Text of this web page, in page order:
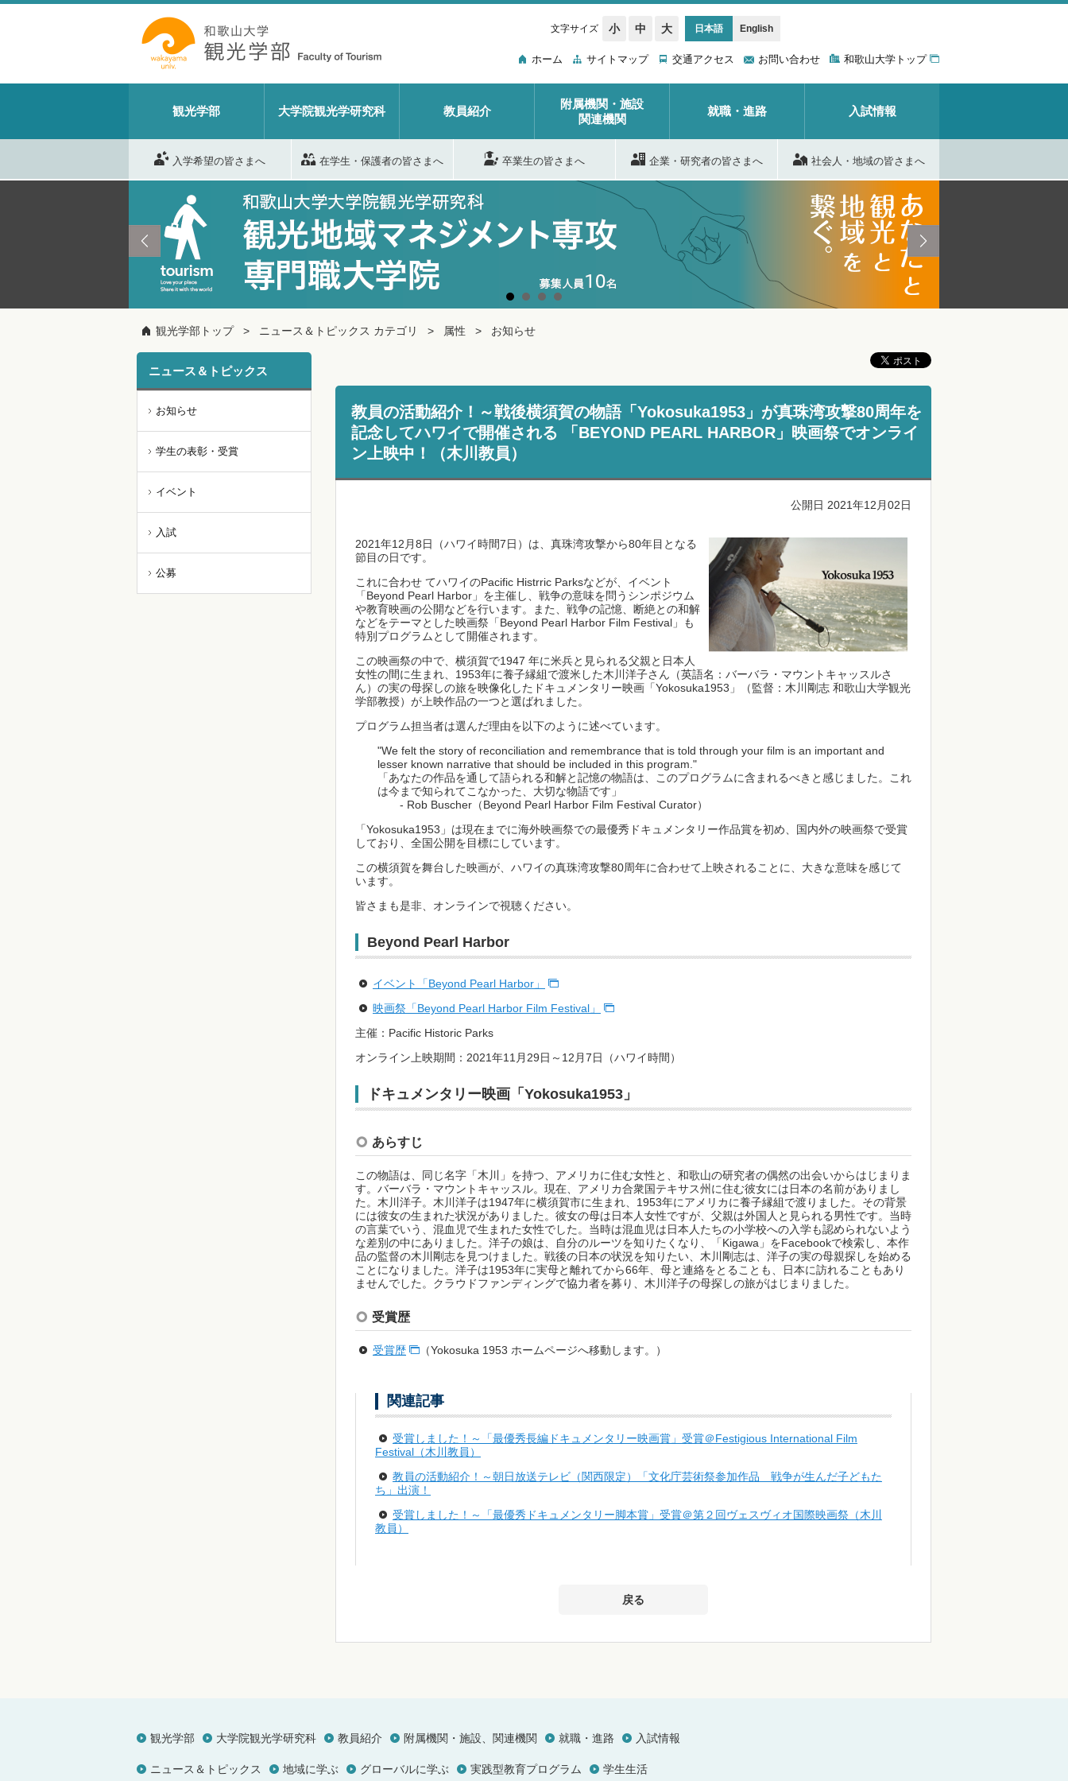
文字サイズ 小 中 大 日本語 English
ホーム サイトマップ 交通アクセス お問い合わせ 和歌山大学トップ
観光学部 大学院観光学研究科 教員紹介
附属機関・施設
関連機関
就職・進路 入試情報
入学希望の皆さまへ 在学生・保護者の皆さまへ 卒業生の皆さまへ 企業・研究者の皆さまへ 社会人・地域の皆さまへ
観光学部トップ ニュース＆トピックス カテゴリ 属性 お知らせ
教員の活動紹介！～戦後横須賀の物語「Yokosuka1953」が真珠湾攻撃80周年を
記念してハワイで開催される 「BEYOND PEARL HARBOR」映画祭でオンライ
ン上映中！（木川教員）
公開日 2021年12月02日
2021年12月8日（ハワイ時間7日）は、真珠湾攻撃から80年目となる
節目の日です。
これに合わせ てハワイのPacific Histrric Parksなどが、イベント
「Beyond Pearl Harbor」を主催し、戦争の意味を問うシンポジウム
や教育映画の公開などを行います。また、戦争の記憶、断絶との和解
などをテーマとした映画祭「Beyond Pearl Harbor Film Festival」も
特別プログラムとして開催されます。
この映画祭の中で、横須賀で1947 年に米兵と見られる父親と日本人
女性の間に生まれ、1953年に養子縁組で渡米した木川洋子さん（英語名：バーバラ・マウントキャッスルさ
ん）の実の母探しの旅を映像化したドキュメンタリー映画「Yokosuka1953」（監督：木川剛志 和歌山大学観光
学部教授）が上映作品の一つと選ばれました。
プログラム担当者は選んだ理由を以下のように述べています。
"We felt the story of reconciliation and remembrance that is told through your film is an important and
lesser known narrative that should be included in this program."
「あなたの作品を通して語られる和解と記憶の物語は、このプログラムに含まれるべきと感じました。これ
は今まで知られてこなかった、大切な物語です」
- Rob Buscher（Beyond Pearl Harbor Film Festival Curator）
「Yokosuka1953」は現在までに海外映画祭での最優秀ドキュメンタリー作品賞を初め、国内外の映画祭で受賞
しており、全国公開を目標にしています。
この横須賀を舞台した映画が、ハワイの真珠湾攻撃80周年に合わせて上映されることに、大きな意味を感じて
います。
皆さまも是非、オンラインで視聴ください。
Beyond Pearl Harbor
イベント「Beyond Pearl Harbor」
映画祭「Beyond Pearl Harbor Film Festival」
主催：Pacific Historic Parks
オンライン上映期間：2021年11月29日～12月7日（ハワイ時間）
ドキュメンタリー映画「Yokosuka1953」
あらすじ
この物語は、同じ名字「木川」を持つ、アメリカに住む女性と、和歌山の研究者の偶然の出会いからはじまりま
す。バーバラ・マウントキャッスル。現在、アメリカ合衆国テキサス州に住む彼女には日本の名前がありまし
た。木川洋子。木川洋子は1947年に横須賀市に生まれ、1953年にアメリカに養子縁組で渡りました。その背景
には彼女の生まれた状況がありました。彼女の母は日本人女性ですが、父親は外国人と見られる男性です。当時
の言葉でいう、混血児で生まれた女性でした。当時は混血児は日本人たちの小学校への入学も認められないよう
な差別の中にありました。洋子の娘は、自分のルーツを知りたくなり、「Kigawa」をFacebookで検索し、本作
品の監督の木川剛志を見つけました。戦後の日本の状況を知りたい、木川剛志は、洋子の実の母親探しを始める
ことになりました。洋子は1953年に実母と離れてから66年、母と連絡をとることも、日本に訪れることもあり
ませんでした。クラウドファンディングで協力者を募り、木川洋子の母探しの旅がはじまりました。
受賞歴
受賞歴 （Yokosuka 1953 ホームページへ移動します。）
関連記事
受賞しました！～「最優秀長編ドキュメンタリー映画賞」受賞＠Festigious International Film
Festival（木川教員）
教員の活動紹介！～朝日放送テレビ（関西限定）「文化庁芸術祭参加作品 戦争が生んだ子どもた
ち」出演！
受賞しました！～「最優秀ドキュメンタリー脚本賞」受賞＠第２回ヴェスヴィオ国際映画祭（木川
教員）
戻る
ニュース＆トピックス
お知らせ
学生の表彰・受賞
イベント
入試
公募
観光学部 大学院観光学研究科 教員紹介 附属機関・施設、関連機関 就職・進路 入試情報
ニュース＆トピックス 地域に学ぶ グローバルに学ぶ 実践型教育プログラム 学生生活